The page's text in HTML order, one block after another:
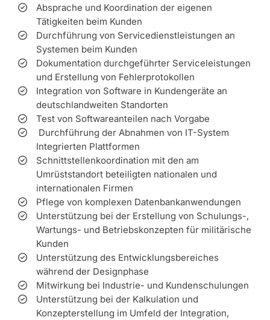
Absprache und Koordination der eigenen
Tätigkeiten beim Kunden
Durchführung von Servicedienstleistungen an
Systemen beim Kunden
Dokumentation durchgeführter Serviceleistungen
und Erstellung von Fehlerprotokollen
Integration von Software in Kundengeräte an
deutschlandweiten Standorten
Test von Softwareanteilen nach Vorgabe
Durchführung der Abnahmen von IT-System
Integrierten Plattformen
Schnittstellenkoordination mit den am
Umrüststandort beteiligten nationalen und
internationalen Firmen
Pflege von komplexen Datenbankanwendungen
Unterstützung bei der Erstellung von Schulungs-,
Wartungs- und Betriebskonzepten für militärische
Kunden
Unterstützung des Entwicklungsbereiches
während der Designphase
Mitwirkung bei Industrie- und Kundenschulungen
Unterstützung bei der Kalkulation und
Konzepterstellung im Umfeld der Integration,